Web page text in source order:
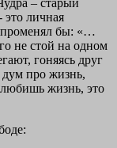
личная
променял бы: «…
не стой на одном
гоняясь друг
дум про жизнь,
жизнь, это